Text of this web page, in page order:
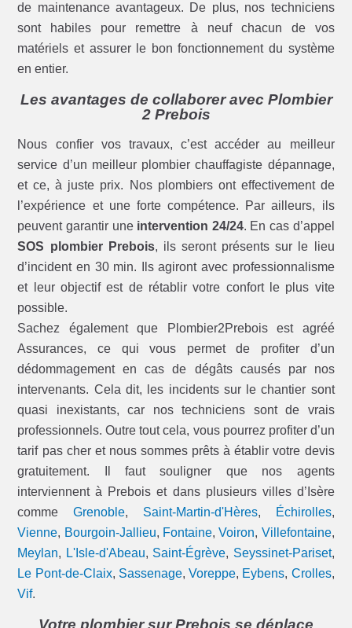
de maintenance avantageux. De plus, nos techniciens
sont habiles pour remettre à neuf chacun de vos
matériels et assurer le bon fonctionnement du système
en entier.
Les avantages de collaborer avec Plombier
2 Prebois
Nous confier vos travaux, c’est accéder au meilleur
service d’un meilleur plombier chauffagiste dépannage,
et ce, à juste prix. Nos plombiers ont effectivement de
l’expérience et une forte compétence. Par ailleurs, ils
peuvent garantir une intervention 24/24. En cas d’appel
SOS plombier Prebois, ils seront présents sur le lieu
d’incident en 30 min. Ils agiront avec professionnalisme
et leur objectif est de rétablir votre confort le plus vite
possible.
Sachez également que Plombier2Prebois est agréé
Assurances, ce qui vous permet de profiter d’un
dédommagement en cas de dégâts causés par nos
intervenants. Cela dit, les incidents sur le chantier sont
quasi inexistants, car nos techniciens sont de vrais
professionnels. Outre tout cela, vous pourrez profiter d’un
tarif pas cher et nous sommes prêts à établir votre devis
gratuitement. Il faut souligner que nos agents
interviennent à Prebois et dans plusieurs villes d’Isère
commeGrenoble, Saint-Martin-d'Hères, Échirolles,
Vienne, Bourgoin-Jallieu, Fontaine,Voiron, Villefontaine,
Meylan, L'Isle-d'Abeau, Saint-Égrève, Seyssinet-Pariset,
Le Pont-de-Claix, Sassenage,Voreppe, Eybens, Crolles,
Vif.
Votre plombier sur Prebois se déplace